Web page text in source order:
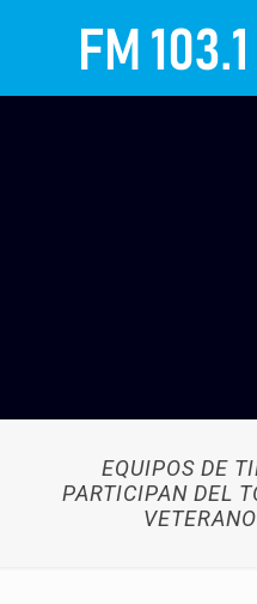
EQUIPOS DE
PARTICIPAN DEL